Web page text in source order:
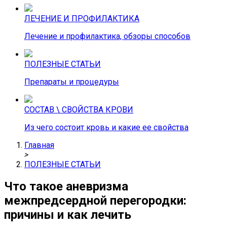
ЛЕЧЕНИЕ И ПРОФИЛАКТИКА
Лечение и профилактика, обзоры способов
ПОЛЕЗНЫЕ СТАТЬИ
Препараты и процедуры
СОСТАВ \ СВОЙСТВА КРОВИ
Из чего состоит кровь и какие ее свойства
Главная
>
ПОЛЕЗНЫЕ СТАТЬИ
Что такое аневризма
межпредсердной перегородки:
причины и как лечить